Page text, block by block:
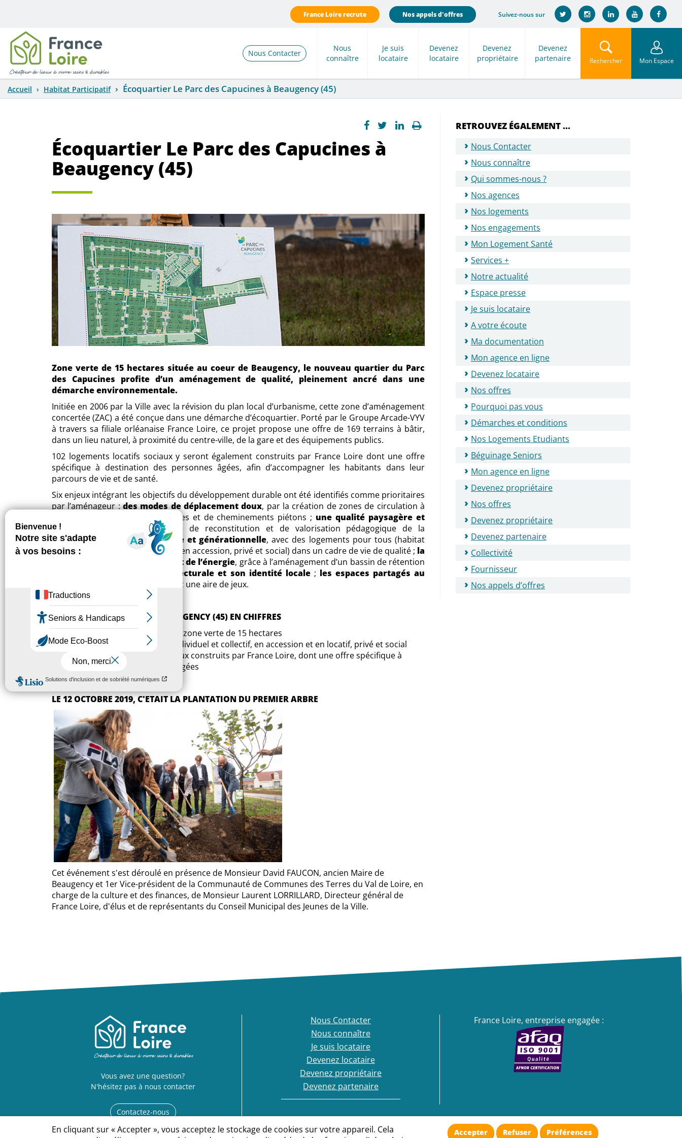
France Loire recrute Nos appels d'offres Suivez-nous sur
Mon Espace
Rechercher
Nous Contacter
Nous
connaître
Je suis
locataire
Devenez
locataire
Devenez
propriétaire
Devenez
partenaire
Accueil Habitat Participatif Écoquartier Le Parc des Capucines à Beaugency (45)
Écoquartier Le Parc des Capucines à
Beaugency (45)
Zone verte de 15 hectares située au coeur de Beaugency, le nouveau quartier du Parc
des Capucines profite d’un aménagement de qualité, pleinement ancré dans une
démarche environnementale.
Initiée en 2006 par la Ville avec la révision du plan local d’urbanisme, cette zone d’aménagement
concertée (ZAC) a été conçue dans une démarche d’écoquartier. Porté par le Groupe Arcade-VYV
à travers sa filiale orléanaise France Loire, ce projet propose une offre de 169 terrains à bâtir,
dans un lieu naturel, à proximité du centre-ville, de la gare et des équipements publics.
102 logements locatifs sociaux y seront également construits par France Loire dont une offre
spécifique à destination des personnes âgées, afin d’accompagner les habitants dans leur
parcours de vie et de santé.
Six enjeux intégrant les objectifs du développement durable ont été identifiés comme prioritaires
par l’aménageur :des modes de déplacement doux, par la création de zones de circulation à
vitesse réduite, de pistes cyclables et de cheminements piétons ; une qualité paysagère et
naturelle
, dans une démarche de reconstitution et de valorisation pédagogique de la
biodiversité ;
une mixité sociale et générationnelle, avec des logements pour tous (habitat
individuel et collectif, en locatif et en accession, privé et social) dans un cadre de vie de qualité ; la
préservation des ressources et de l’énergie, grâce à l’aménagement d’un bassin de rétention
la qualité architecturale et son identité locale; les espaces partagés au
, avec une aire de jeux.
LE PARC DES CAPUCINES À BEAUGENCY (45) EN CHIFFRES
271 logements au sein d’une zone verte de 15 hectares
169 lots à bâtir en habitat individuel et collectif, en accession et en locatif, privé et social
102 logements locatifs sociaux construits par France Loire, dont une offre spécifique à
destination des personnes âgées
LE 12 OCTOBRE 2019, C'ETAIT LA PLANTATION DU PREMIER ARBRE
Cet événement s'est déroulé en présence de Monsieur David FAUCON, ancien Maire de
Beaugency et 1er Vice-président de la Communauté de Communes des Terres du Val de Loire, en
charge de la culture et des finances, de Monsieur Laurent LORRILLARD, Directeur général de
France Loire, d'élus et de représentants du Conseil Municipal des Jeunes de la Ville.
RETROUVEZ ÉGALEMENT ...
Nous Contacter
Nous connaître
Qui sommes-nous ?
Nos agences
Nos logements
Nos engagements
Mon Logement Santé
Services +
Notre actualité
Espace presse
Je suis locataire
A votre écoute
Ma documentation
Mon agence en ligne
Devenez locataire
Nos offres
Pourquoi pas vous
Démarches et conditions
Nos Logements Etudiants
Béguinage Seniors
Mon agence en ligne
Devenez propriétaire
Nos offres
Devenez propriétaire
Devenez partenaire
Collectivité
Fournisseur
Nos appels d’offres
Vous avez une question?
N'hésitez pas à nous contacter
Contactez-nous
Nous Contacter
Nous connaître
Je suis locataire
Devenez locataire
Devenez propriétaire
Devenez partenaire
France Loire, entreprise engagée :
En cliquant sur « Accepter », vous acceptez le stockage de cookies sur votre appareil. Cela
Accepter Refuser Préférences